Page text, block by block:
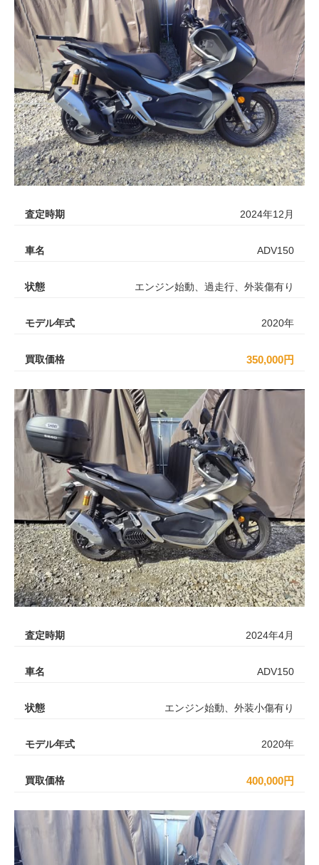
査定時期 2024年12月
車名 ADV150
状態 エンジン始動、過走行、外装傷有り
モデル年式 2020年
買取価格 350,000円
査定時期 2024年4月
車名 ADV150
状態 エンジン始動、外装小傷有り
モデル年式 2020年
買取価格 400,000円